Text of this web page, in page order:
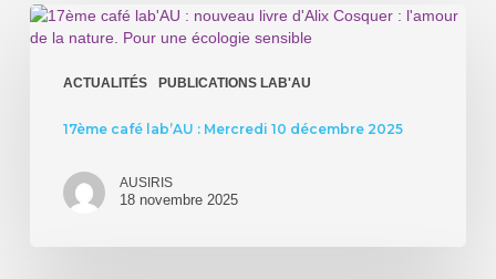
ACTUALITÉS PUBLICATIONS LAB'AU
17ème
café
17ème café lab’AU : Mercredi 10 décembre 2025
AUSIRIS
18 novembre 2025